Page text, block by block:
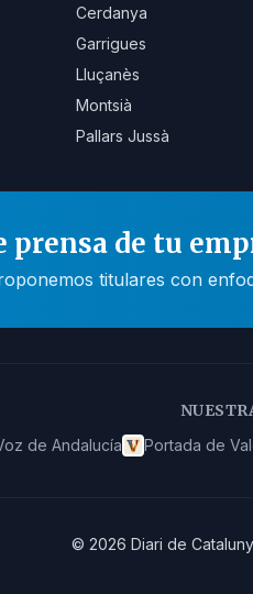
Cerdanya
Garrigues
Lluçanès
Montsià
Pallars Jussà
prensa de tu
titulares con
de Andalucía Portada de
© 2026 Diari de